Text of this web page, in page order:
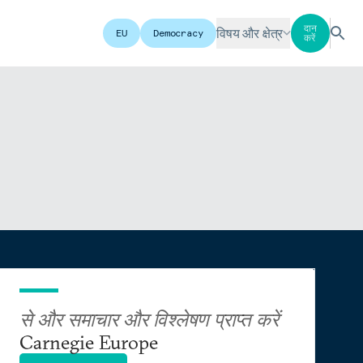
EU Democracy विषय और क्षेत्र
दान
करें
से और समाचार और विश्लेषण प्राप्त करें
Carnegie Europe